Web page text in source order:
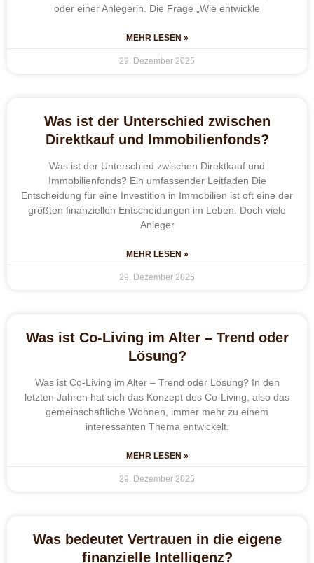
oder einer Anlegerin. Die Frage „Wie entwickle
MEHR LESEN »
29. Dezember 2025
Was ist der Unterschied zwischen
Direktkauf und Immobilienfonds?
Was ist der Unterschied zwischen Direktkauf und
Immobilienfonds? Ein umfassender Leitfaden Die
Entscheidung für eine Investition in Immobilien ist oft eine der
größten finanziellen Entscheidungen im Leben. Doch viele
Anleger
MEHR LESEN »
29. Dezember 2025
Was ist Co-Living im Alter – Trend oder
Lösung?
Was ist Co-Living im Alter – Trend oder Lösung? In den
letzten Jahren hat sich das Konzept des Co-Living, also das
gemeinschaftliche Wohnen, immer mehr zu einem
interessanten Thema entwickelt.
MEHR LESEN »
29. Dezember 2025
Was bedeutet Vertrauen in die eigene
finanzielle Intelligenz?